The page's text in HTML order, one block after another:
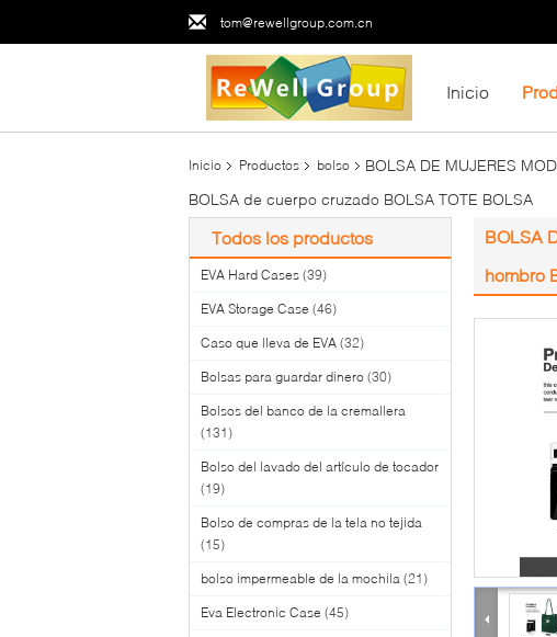
tom@rewellgroup.com.cn
Inicio
Inicio Productos bolso
BOLSA DE MUJERES
BOLSA de cuerpo cruzado BOLSA TOTE BOLSA
Todos los productos
EVA Hard Cases (39)
EVA Storage Case (46)
Caso que lleva de EVA (32)
Bolsas para guardar dinero (30)
Bolsos del banco de la cremallera
(131)
Bolso del lavado del artículo de tocador
(19)
Bolso de compras de la tela no tejida
(15)
bolso impermeable de la mochila (21)
Eva Electronic Case (45)
BOLSA
hombro